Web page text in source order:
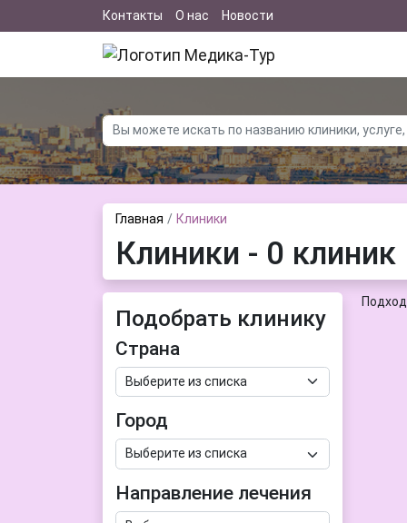
Контакты О нас Новости
Главная Клиники
Клиники - 0 клиник
Подобрать клинику
Страна
Город
Направление лечения